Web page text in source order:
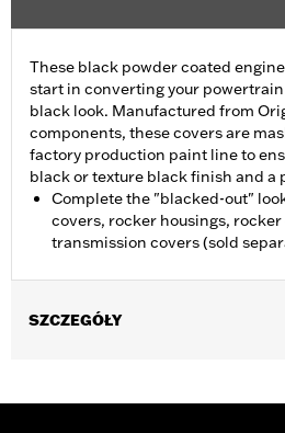
These black powder coated
start in converting your
black look. Manufactured from
components, these covers are
factory production paint line to
black or texture black finish and a
Complete the "blacked-out"
covers, rocker housings,
transmission covers (sold
SZCZEGÓŁY